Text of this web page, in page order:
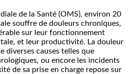
de la Santé (OMS), environ 20
souffre de douleurs chroniques,
sur leur fonctionnement
et leur productivité. La douleur
diverses causes telles que
ou encore les incidents
de sa prise en charge repose sur